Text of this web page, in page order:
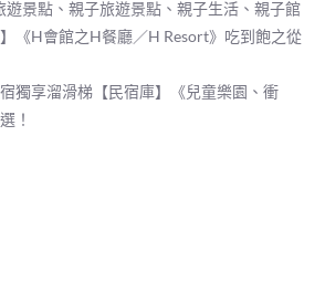
m
e
r
)
遊景點 、 親子旅遊景點 、 親子生活 、 親子館
《H會館之H餐廳／H Resort》吃到飽之從
獨享溜滑梯【民宿庫】《兒童樂園、衝
！